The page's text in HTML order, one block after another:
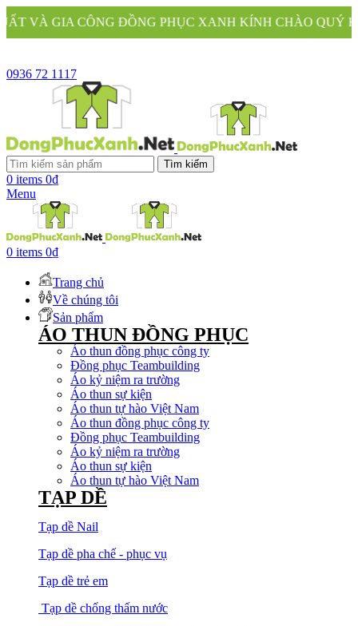
ĐỒNG PHỤC XANH KÍNH CHÀO QUÝ KHÁCH
0936 72 1117
Tìm kiếm
0 items 0₫
Menu
0 items 0₫
Trang chủ
Về chúng tôi
Sản phẩm
ÁO THUN ĐỒNG PHỤC
Áo thun đồng phục công ty
Đồng phục Teambuilding
Áo kỷ niệm ra trường
Áo thun sự kiện
Áo thun tự hào Việt Nam
Áo thun đồng phục công ty
Đồng phục Teambuilding
Áo kỷ niệm ra trường
Áo thun sự kiện
Áo thun tự hào Việt Nam
TẠP DỀ
Tạp dề Nail
Tạp dề pha chế - phục vụ
Tạp dề trẻ em
Tạp dề chống thấm nước